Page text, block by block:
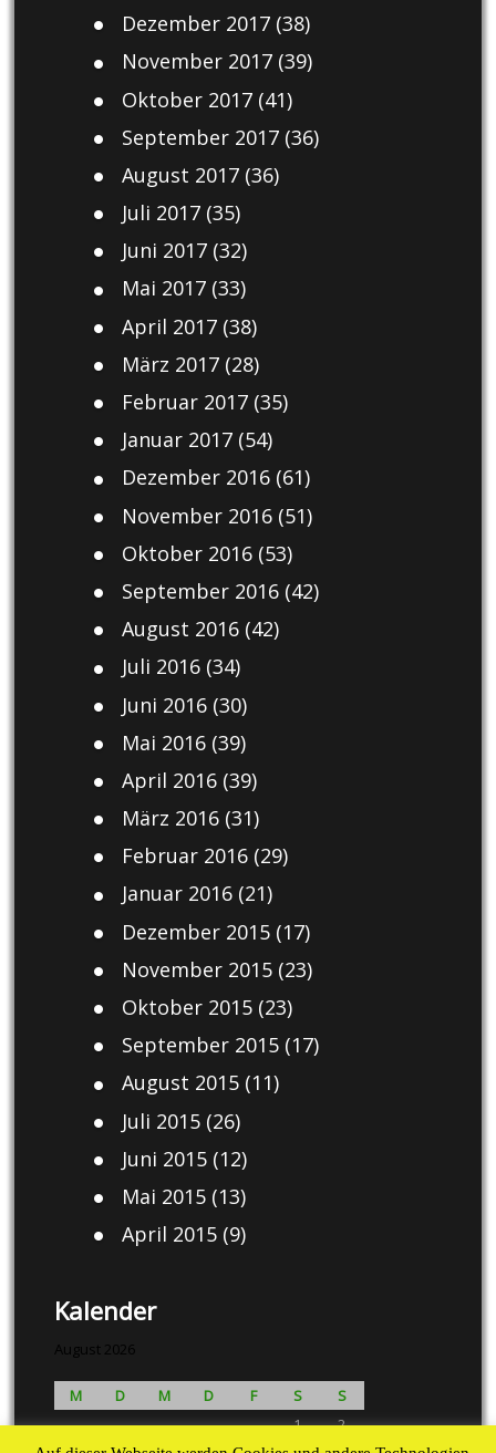
Dezember 2017(38)
November 2017(39)
Oktober 2017(41)
September 2017(36)
August 2017(36)
Juli 2017(35)
Juni 2017(32)
Mai 2017(33)
April 2017(38)
März 2017(28)
Februar 2017(35)
Januar 2017(54)
Dezember 2016(61)
November 2016(51)
Oktober 2016(53)
September 2016(42)
August 2016(42)
Juli 2016(34)
Juni 2016(30)
Mai 2016(39)
April 2016(39)
März 2016(31)
Februar 2016(29)
Januar 2016(21)
Dezember 2015(17)
November 2015(23)
Oktober 2015(23)
September 2015(17)
August 2015(11)
Juli 2015(26)
Juni 2015(12)
Mai 2015(13)
April 2015(9)
Kalender
August 2026
M D M D F S
S
1
2